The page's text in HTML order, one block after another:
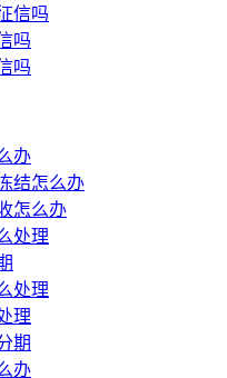
信吗
吗
吗
办
结怎么办
怎么办
处理
处理
理
期
办